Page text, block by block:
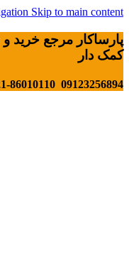
Skip to main content
پارساکار مرجع خرید
کمک دار
09123256894 021-86010110